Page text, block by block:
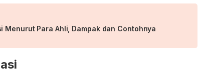
Menurut Para Ahli, Dampak dan Contohnya